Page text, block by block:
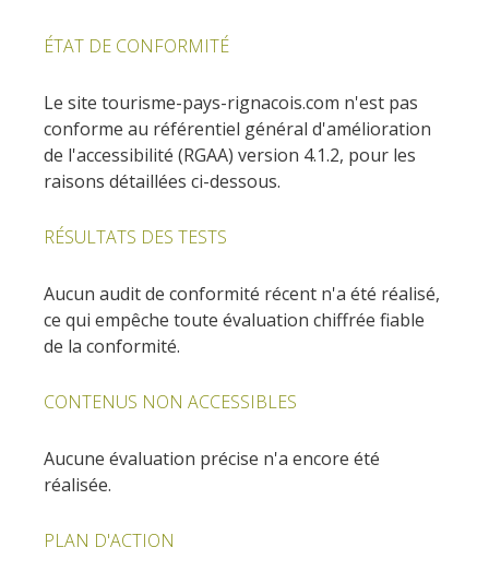
El sendero etno-botanico en
La zona húmeda de
Maymac
Vistas
Patrimonio y
lugares de interes
El castillo y jardín de
Bournazel
El castillo de Belcastel
Las visitas guiadas
Rouquier en Goutrens
Actividades
náuticas, baño
Actividades
deportivas
Casas de
huéspedes
Casas rurales y
de alquiler
Campings
Alojamientos
Camping-car
La castaña
Las vinas
Las ferias y
mercados
Descubrimiento
Recetas y
productos locales
ÉTAT DE CONFORMITÉ
Le site tourisme-pays-rignacois.com n'est pas
conforme au référentiel général d'amélioration
de l'accessibilité (RGAA) version 4.1.2, pour les
raisons détaillées ci-dessous.
RÉSULTATS DES TESTS
Aucun audit de conformité récent n'a été réalisé,
ce qui empêche toute évaluation chiffrée fiable
de la conformité.
CONTENUS NON ACCESSIBLES
Aucune évaluation précise n'a encore été
réalisée.
PLAN D'ACTION